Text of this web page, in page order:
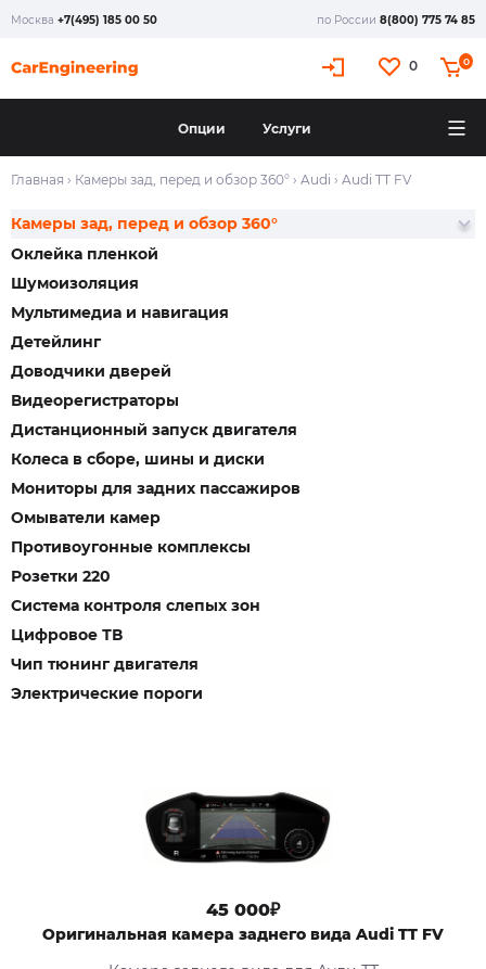
Москва +7(495) 185 00 50 по России 8(800) 775 74 85
0 0
Опции Услуги
Главная › Камеры зад, перед и обзор 360° › Audi › Audi TT FV
Оклейка пленкой
Шумоизоляция
Мультимедиа и навигация
Детейлинг
Доводчики дверей
Видеорегистраторы
Дистанционный запуск двигателя
Камеры зад, перед и обзор 360°
Колеса в сборе, шины и диски
Мониторы для задних пассажиров
Омыватели камер
Противоугонные комплексы
Розетки 220
Система контроля слепых зон
Цифровое ТВ
Чип тюнинг двигателя
Электрические пороги
45 000₽
Оригинальная камера заднего вида Audi TT FV